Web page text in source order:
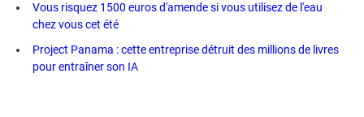
Vous risquez 1500 euros d'amende si vous utilisez de l'eau
chez vous cet été
Project Panama : cette entreprise détruit des millions de livres
pour entraîner son IA